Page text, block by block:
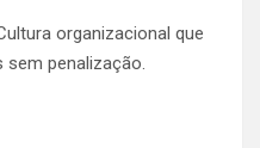
organizacional que
sem penalização.